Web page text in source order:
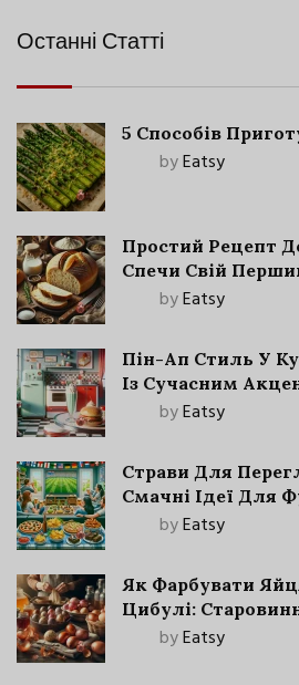
Останні Статті
5 Способів
byEatsy
Простий Рецепт
Спечи Свій
byEatsy
Пін-Ап Стиль У
Із Сучасним
byEatsy
Страви Для
Смачні Ідеї Для
byEatsy
Як Фарбувати
Цибулі:
Сучасними
byEatsy